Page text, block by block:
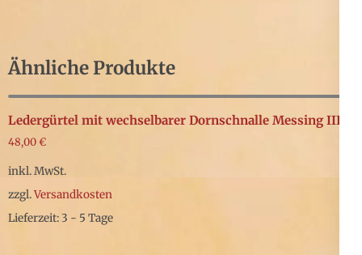
Ähnliche Produkte
Ledergürtel mit wechselbarer Dornschnalle Messing III
48,00€
inkl. MwSt.
zzgl.Versandkosten
Lieferzeit: 3 - 5 Tage